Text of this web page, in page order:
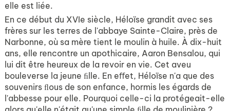
elle est liée.
En ce début du XVIe siècle, Héloïse grandit avec ses
frères sur les terres de l'abbaye Sainte-Claire, près de
Narbonne, où sa mère tient le moulin à huile. À dix-huit
ans, elle rencontre un apothicaire, Aaron Bensalou, qui
lui dit être heureux de la revoir en vie. Cet aveu
bouleverse la jeune ﬁlle. En eﬀet, Héloïse n'a que des
souvenirs ﬂous de son enfance, hormis les égards de
l'abbesse pour elle. Pourquoi celle-ci la protégeait-elle